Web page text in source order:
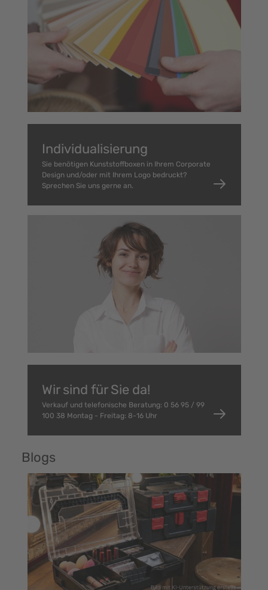
Individualisierung
Sie benötigen Kunststoffboxen in Ihrem Corporate
Design und/oder mit Ihrem Logo bedruckt?
Sprechen Sie uns gerne an.
Wir sind für Sie da!
Verkauf und telefonische Beratung: 0 56 95 / 99
100 38 Montag - Freitag: 8-16 Uhr
Blogs